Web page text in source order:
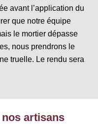
avant l’application du
que notre équipe
le mortier dépasse
nous prendrons le
truelle. Le rendu sera
artisans